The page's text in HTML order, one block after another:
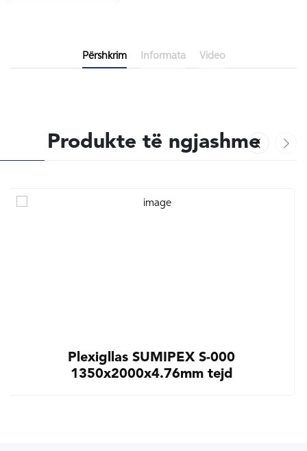
Përshkrim Informata Video
Produkte të ngjashme
Plexigllas SUMIPEX S-000
1350x2000x4.76mm tejd